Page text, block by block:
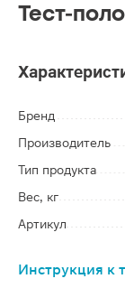
Тест-
Бренд
Производитель
Тип продукта
Вес, кг
Артикул
Инструкция к